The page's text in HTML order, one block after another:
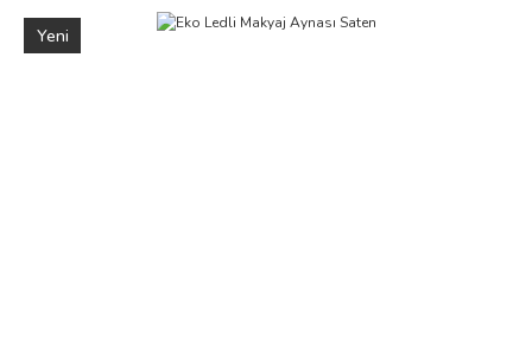
Yeni